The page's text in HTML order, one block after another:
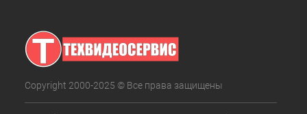
Copyright 2000-2025 © Все права защищены